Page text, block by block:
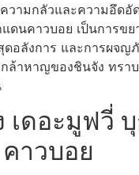
วามกลัวและความอึดอั
ดนคาวบอย เป็นการข
ดอลังการ และการผจญ
ล้าหาญของชินจัง ทรา
เดอะมูฟวี่
คาวบอย